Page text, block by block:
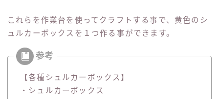
これらを作業台を使ってクラフトする事で、黄色のシ
ュルカーボックスを１つ作る事ができます。
【各種シュルカーボックス】
・シュルカーボックス